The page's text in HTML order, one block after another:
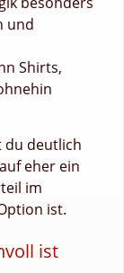
und
Shirts,
du deutlich
eher ein
im
ist.
ist